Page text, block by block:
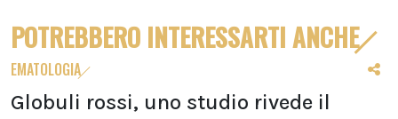
POTREBBERO INTERESSARTI ANCHE
EMATOLOGIA
Globuli rossi, uno studio rivede il